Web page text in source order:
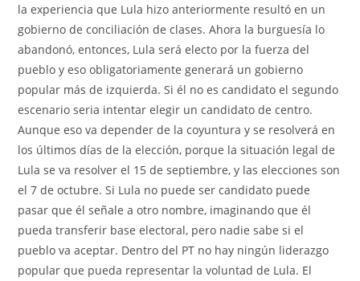
la experiencia que Lula hizo anteriormente resultó en un
gobierno de conciliación de clases. Ahora la burguesía lo
abandonó, entonces, Lula será electo por la fuerza del
pueblo y eso obligatoriamente generará un gobierno
popular más de izquierda. Si él no es candidato el segundo
escenario seria intentar elegir un candidato de centro.
Aunque eso va depender de la coyuntura y se resolverá en
los últimos días de la elección, porque la situación legal de
Lula se va resolver el 15 de septiembre, y las elecciones son
el 7 de octubre. Si Lula no puede ser candidato puede
pasar que él señale a otro nombre, imaginando que él
pueda transferir base electoral, pero nadie sabe si el
pueblo va aceptar. Dentro del PT no hay ningún liderazgo
popular que pueda representar la voluntad de Lula. El